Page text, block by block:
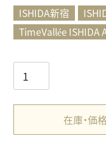
ISHIDA新宿
TimeVallée ISHIDA
在庫・価